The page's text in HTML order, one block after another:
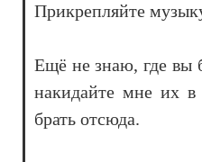
Прикрепляйте
Ещё не знаю, где вы
накидайте мне их
брать отсюда.